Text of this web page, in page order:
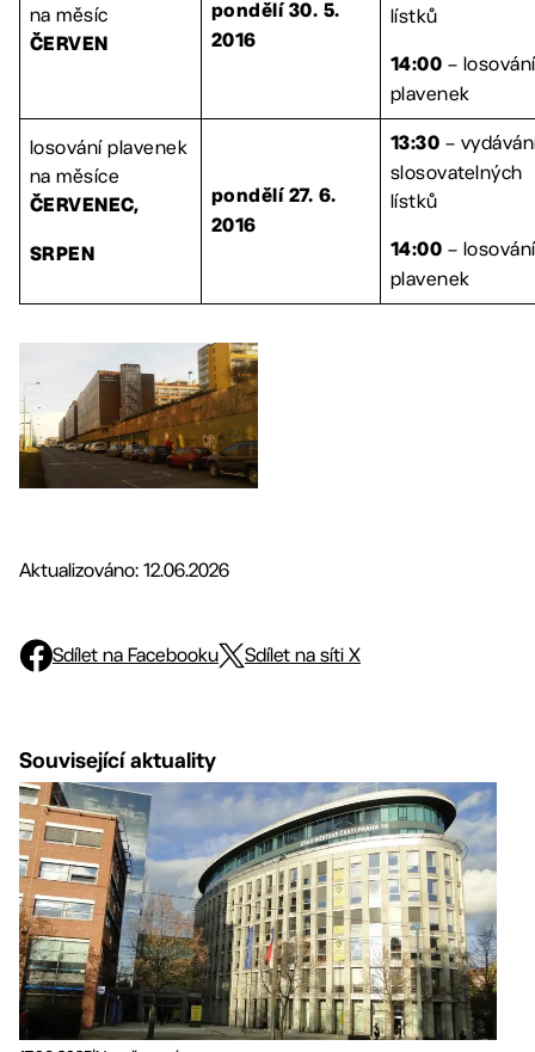
na měsíc
ČERVEN
pondělí 30. 5.
2016
lístků
14:00 – losování
plavenek
losování plavenek
na měsíce
ČERVENEC,
SRPEN
pondělí 27. 6.
2016
13:30 –
slosovatelných
lístků
14:00 – losování
plavenek
Aktualizováno: 12.06.2026
Sdílet na Facebooku Sdílet na síti X
Související aktuality